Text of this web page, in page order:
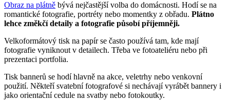
Obraz na plátně bývá nejčastější volba do domácnosti. Hodí se na
romantické fotografie, portréty nebo momentky z obřadu. Plátno
lehce změkčí detaily a fotografie působí příjemněji.
Velkoformátový tisk na papír se často používá tam, kde mají
fotografie vyniknout v detailech. Třeba ve fotoateliéru nebo při
prezentaci portfolia.
Tisk bannerů se hodí hlavně na akce, veletrhy nebo venkovní
použití. Někteří svatební fotografové si nechávají vyrábět bannery i
jako orientační cedule na svatby nebo fotokoutky.